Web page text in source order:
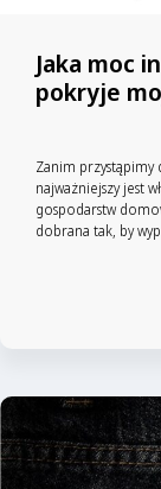
Jaka moc
pokryje
Zanim
najważniejszy jest
gospodarstw
dobrana tak, by